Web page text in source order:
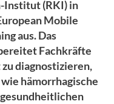
Institut (RKI) in
Mobile
aus. Das
Fachkräfte
diagnostizieren,
hämorrhagische